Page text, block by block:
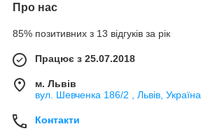
Про нас
85% позитивних з 13 відгуків за рік
Працює з 25.07.2018
м. Львів
вул. Шевченка 186/2 , Львів, Україна
Контакти